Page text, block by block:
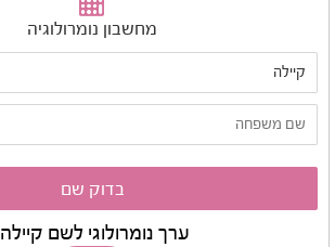
מחשבון נומרולוגיה
ערך נומרולוגי לשם קיילה